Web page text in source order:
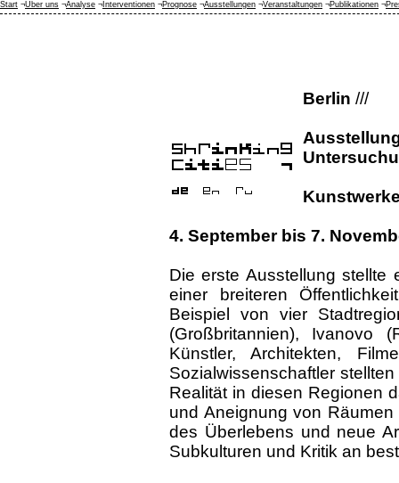
Berlin ///
4. September bis 7.
Die erste Ausstellung stellte
einer breiteren
Beispiel von vier
(Großbritannien), Ivanovo
Künstler, Architekten,
Sozialwissenschaftler
Realität in diesen Regionen
und Aneignung von
des Überlebens und neue
Subkulturen und Kritik an
Start ¬Über uns ¬Analyse ¬ Interventionen ¬Prognose ¬Ausstellungen ¬Veranstaltungen ¬Publikationen ¬